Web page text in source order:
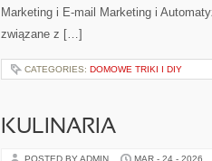
Marketing i E-mail Marketing i
związane z […]
CATEGORIES: DOMOWE TRIKI I DIY
KULINARIA
POSTED BY ADMIN MAR - 24 - 2026